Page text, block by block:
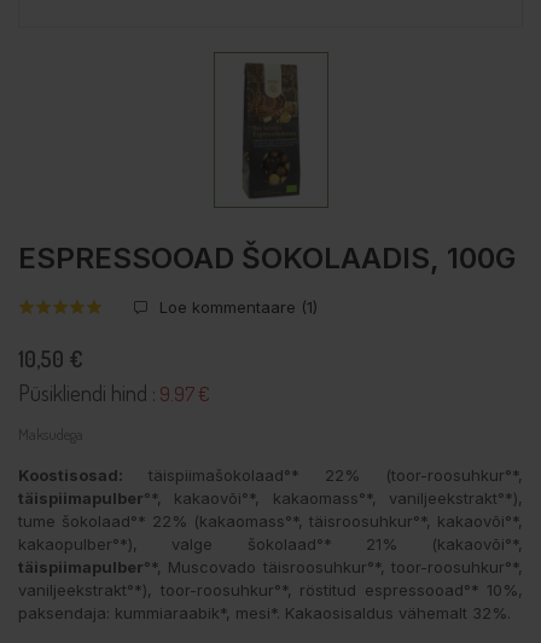
ESPRESSOOAD ŠOKOLAADIS, 100G
Loe kommentaare (1)
10,50 €
Püsikliendi hind : 9.97 €
Maksudega
Koostisosad: täispiimašokolaad°* 22% (toor-roosuhkur°*,
täispiimapulber°*, kakaovõi°*, kakaomass°*, vaniljeekstrakt°*),
tume šokolaad°* 22% (kakaomass°*, täisroosuhkur°*, kakaovõi°*,
kakaopulber°*), valge šokolaad°* 21% (kakaovõi°*,
täispiimapulber°*, Muscovado täisroosuhkur°*, toor-roosuhkur°*,
vaniljeekstrakt°*), toor-roosuhkur°*, röstitud espressooad°* 10%,
paksendaja: kummiaraabik*, mesi*. Kakaosisaldus vähemalt 32%.